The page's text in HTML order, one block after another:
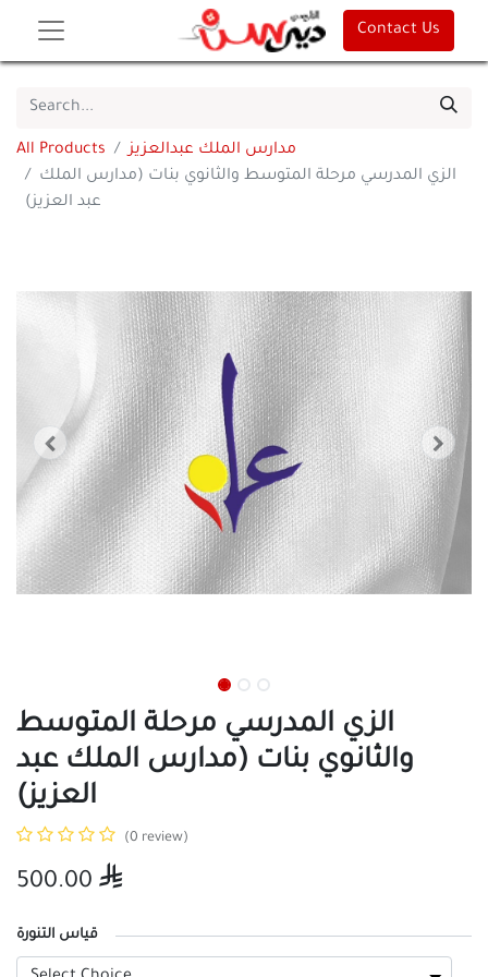
Contact Us
All Products
مدارس الملك عبدالعزيز
الزي المدرسي مرحلة المتوسط والثانوي بنات (مدارس الملك
عبد العزيز)
الزي المدرسي مرحلة المتوسط
والثانوي بنات (مدارس الملك عبد
العزيز)
(0 review)
500.00 
قياس التنورة